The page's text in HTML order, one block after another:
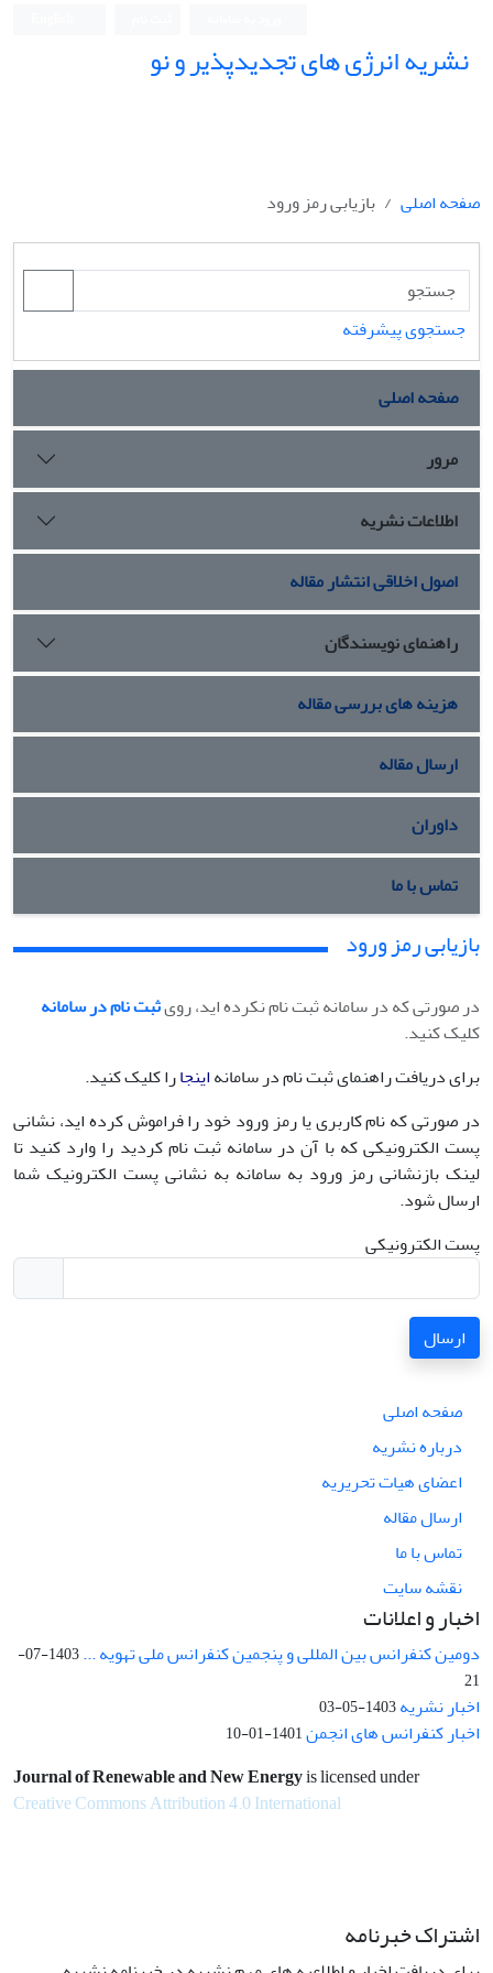
نشریه انرژی های تجدیدپذیر و نو
صفحه اصلی بازیابی رمز ورود
جستجوی پیشرفته
صفحه اصلی
مرور
اطلاعات نشریه
اصول اخلاقی انتشار مقاله
راهنمای نویسندگان
هزینه های بررسی مقاله
ارسال مقاله
داوران
تماس با ما
بازیابی رمز ورود
در صورتی که در سامانه ثبت نام نکرده اید، رویثبت نام در سامانه
کلیک کنید.
برای دریافت راهنمای ثبت نام در سامانهاینجارا کلیک کنید.
در صورتی که نام کاربری یا رمز ورود خود را فراموش کرده اید، نشانی
پست الکترونیکی که با آن در سامانه ثبت نام کردید را وارد کنید تا
لینک بازنشانی رمز ورود به سامانه به نشانی پست الکترونیک شما
ارسال شود.
پست الکترونیکی
ارسال
صفحه اصلی
درباره نشریه
اعضای هیات تحریریه
ارسال مقاله
تماس با ما
نقشه سایت
اخبار و اعلانات
دومین کنفرانس بین المللی و پنجمین کنفرانس ملی تهویه ...
1403-07-
21
اخبار نشریه1403-05-03
اخبار کنفرانس های انجمن1401-01-10
Journal of Renewable and New Energyis licensed under
Creative Commons Attribution 4.0 International
اشتراک خبرنامه